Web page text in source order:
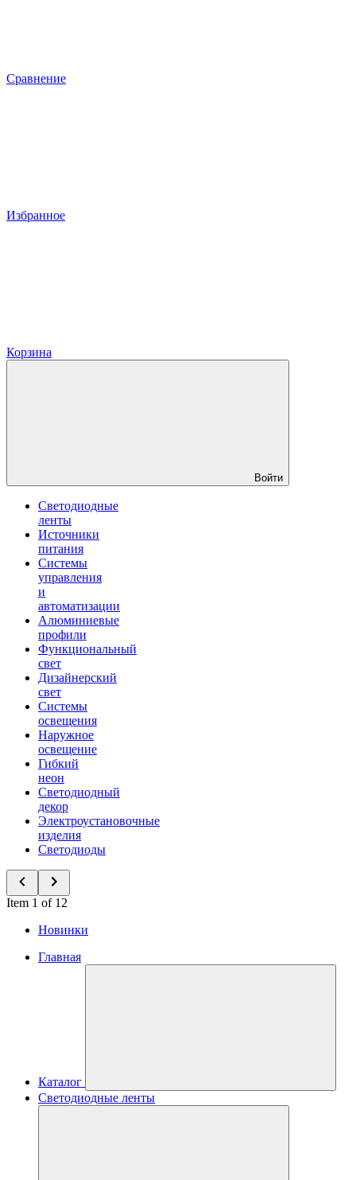
Сравнение
Избранное
Корзина
Войти
Светодиодные
ленты
Источники
питания
Системы
управления
и
автоматизации
Алюминиевые
профили
Функциональный
свет
Дизайнерский
свет
Системы
освещения
Наружное
освещение
Гибкий
неон
Светодиодный
декор
Электроустановочные
изделия
Светодиоды
Item 1 of 12
Новинки
Главная
Каталог
Светодиодные ленты